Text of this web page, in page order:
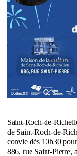
Saint-Roch-de-
de Saint-Roch-de-
convie dès 10h30
886, rue Saint-Pierre,